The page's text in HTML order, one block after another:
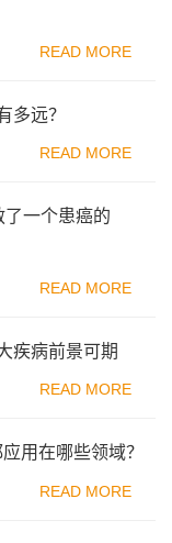
READ MORE
多远？
READ MORE
一个患癌的
READ MORE
疾病前景可期
READ MORE
用在哪些领域？
READ MORE